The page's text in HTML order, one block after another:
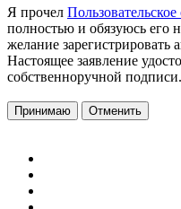
Я прочел
полностью и обязуюсь его
желание зарегистрировать
Настоящее заявление
собственноручной подписи.
Принимаю Отменить